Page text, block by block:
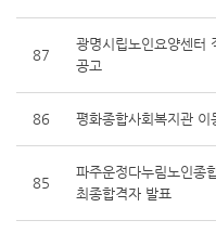
87
광명시립노인요양센터
공고
86 평화종합사회복지관
85
파주운정다누림노인종
최종합격자 발표